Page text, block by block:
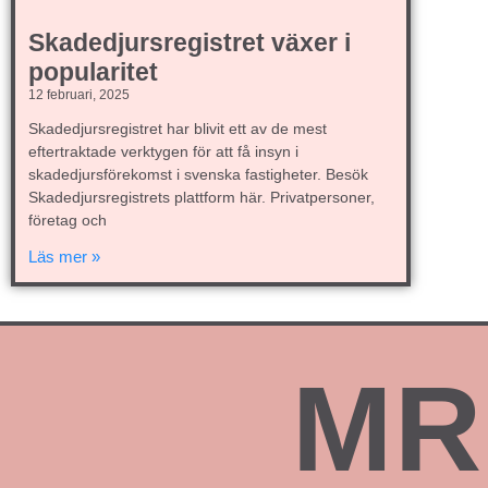
Skadedjursregistret växer i
popularitet
12 februari, 2025
Skadedjursregistret har blivit ett av de mest
eftertraktade verktygen för att få insyn i
skadedjursförekomst i svenska fastigheter. Besök
Skadedjursregistrets plattform här. Privatpersoner,
företag och
Läs mer »